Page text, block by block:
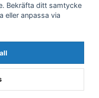
Bekräfta ditt samtycke
eller anpassa via